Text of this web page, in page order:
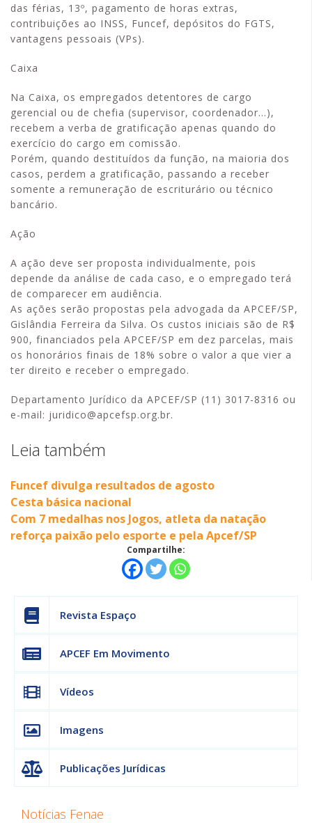
das férias, 13º, pagamento de horas extras,
contribuições ao INSS, Funcef, depósitos do FGTS,
vantagens pessoais (VPs).
Caixa
Na Caixa, os empregados detentores de cargo
gerencial ou de chefia (supervisor, coordenador…),
recebem a verba de gratificação apenas quando do
exercício do cargo em comissão.
Porém, quando destituídos da função, na maioria dos
casos, perdem a gratificação, passando a receber
somente a remuneração de escriturário ou técnico
bancário.
Ação
A ação deve ser proposta individualmente, pois
depende da análise de cada caso, e o empregado terá
de comparecer em audiência.
As ações serão propostas pela advogada da APCEF/SP,
Gislândia Ferreira da Silva. Os custos iniciais são de R$
900, financiados pela APCEF/SP em dez parcelas, mais
os honorários finais de 18% sobre o valor a que vier a
ter direito e receber o empregado.
Departamento Jurídico da APCEF/SP (11) 3017-8316 ou
e-mail: juridico@apcefsp.org.br.
Leia também
Funcef divulga resultados de agosto
Cesta básica nacional
Com 7 medalhas nos Jogos, atleta da natação
reforça paixão pelo esporte e pela Apcef/SP
Compartilhe:
Revista Espaço
APCEF Em Movimento
Vídeos
Imagens
Publicações Jurídicas
Notícias Fenae